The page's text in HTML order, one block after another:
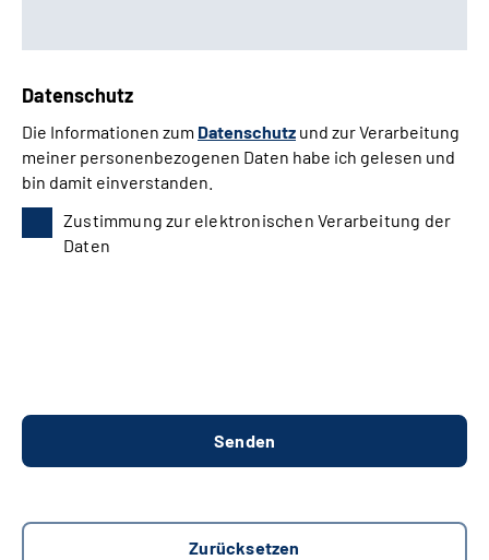
Datenschutz
Die Informationen zum Datenschutz und zur Verarbeitung
meiner personenbezogenen Daten habe ich gelesen und
bin damit einverstanden.
Zustimmung zur elektronischen Verarbeitung der
Daten